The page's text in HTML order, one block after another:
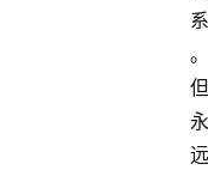
系
。
但
永
远